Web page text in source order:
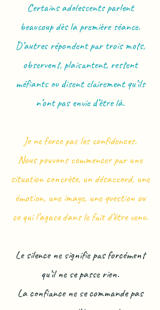
Certains adolescents parlent
beaucoup dès la première séance.
D’autres répondent par trois mots,
observent, plaisantent, restent
méfiants ou disent clairement qu’ils
n’ont pas envie d’être là.
Je ne force pas les confidences.
Nous pouvons commencer par une
situation concrète, un désaccord, une
émotion, une image, une question ou
ce qui l’agace dans le fait d’être venu.
Le silence ne signifie pas forcément
qu’il ne se passe rien.
La confiance ne se commande pas